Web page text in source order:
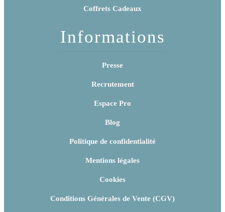
Coffrets Cadeaux
Informations
Presse
Recrutement
Espace Pro
Blog
Politique de confidentialité
Mentions légales
Cookies
Conditions Générales de Vente (CGV)